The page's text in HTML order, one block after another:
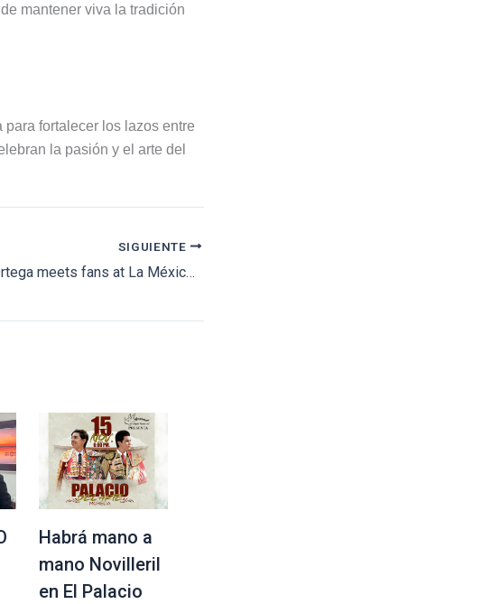
mantener viva la tradición
fortalecer los lazos entre
la pasión y el arte del
SIGUIENTE
Juan Ortega meets fans at La México bullring
Habrá mano a
mano Novilleril
en El Palacio